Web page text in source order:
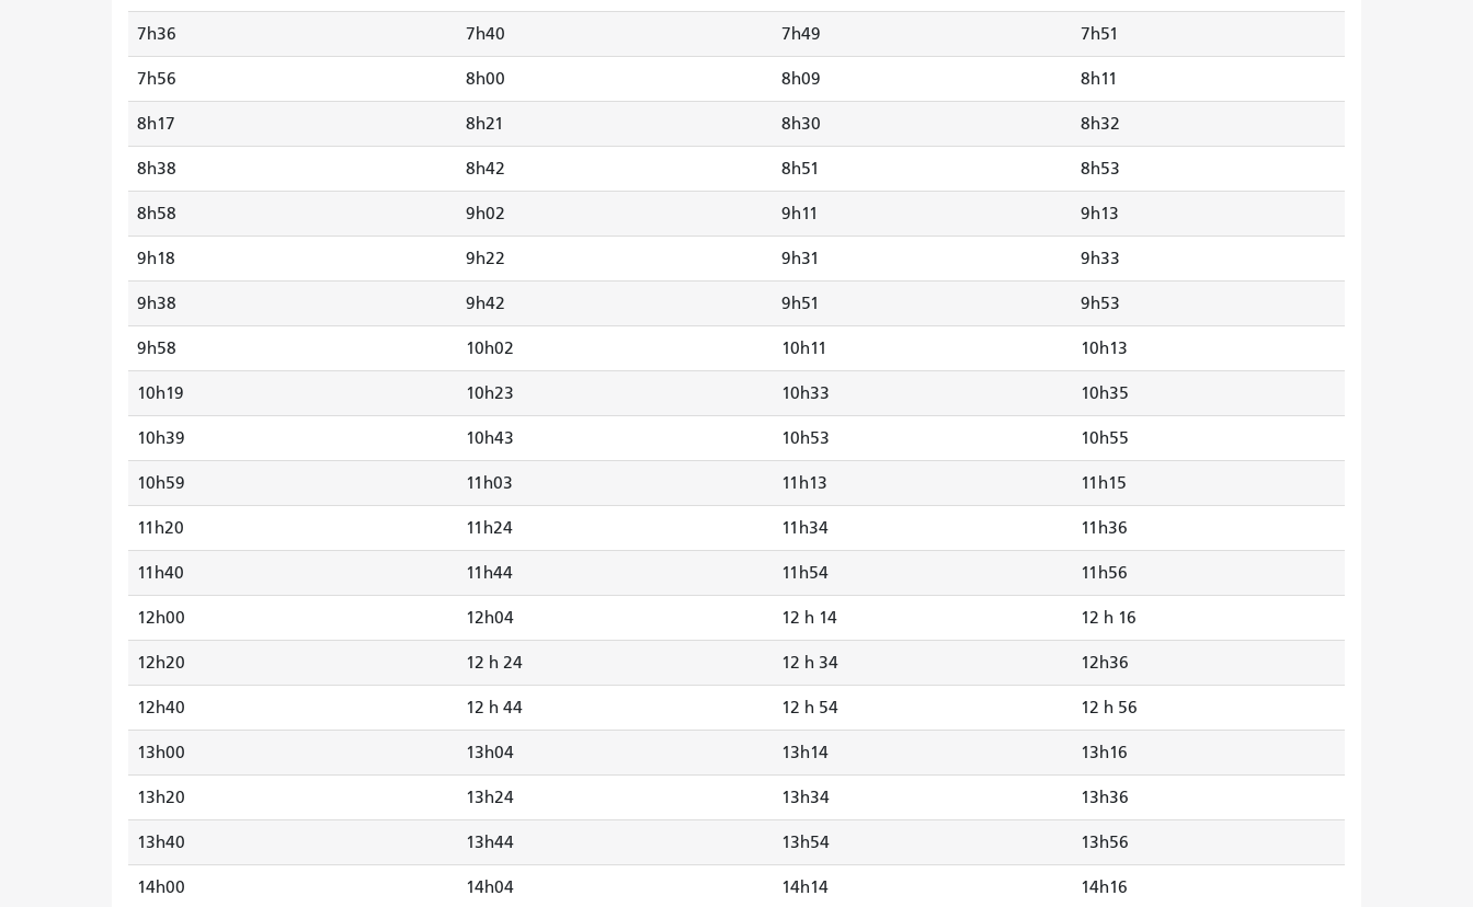
7h36 7h40 7h49 7h51
7h56 8h00 8h09 8h11
8h17 8h21 8h30 8h32
8h38 8h42 8h51 8h53
8h58 9h02 9h11 9h13
9h18 9h22 9h31 9h33
9h38 9h42 9h51 9h53
9h58 10h02 10h11 10h13
10h19 10h23 10h33 10h35
10h39 10h43 10h53 10h55
10h59 11h03 11h13 11h15
11h20 11h24 11h34 11h36
11h40 11h44 11h54 11h56
12h00 12h04 12 h 14 12 h 16
12h20 12 h 24 12 h 34 12h36
12h40 12 h 44 12 h 54 12 h 56
13h00 13h04 13h14 13h16
13h20 13h24 13h34 13h36
13h40 13h44 13h54 13h56
14h00 14h04 14h14 14h16